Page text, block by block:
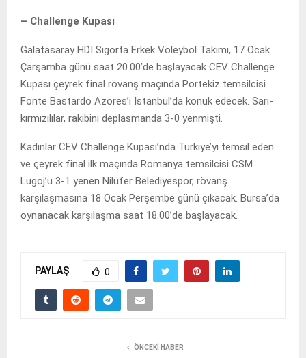
– Challenge Kupası
Galatasaray HDI Sigorta Erkek Voleybol Takımı, 17 Ocak
Çarşamba günü saat 20.00’de başlayacak CEV Challenge
Kupası çeyrek final rövanş maçında Portekiz temsilcisi
Fonte Bastardo Azores’i İstanbul’da konuk edecek. Sarı-
kırmızılılar, rakibini deplasmanda 3-0 yenmişti.
Kadınlar CEV Challenge Kupası’nda Türkiye’yi temsil eden
ve çeyrek final ilk maçında Romanya temsilcisi CSM
Lugoj’u 3-1 yenen Nilüfer Belediyespor, rövanş
karşılaşmasına 18 Ocak Perşembe günü çıkacak. Bursa’da
oynanacak karşılaşma saat 18.00’de başlayacak.
PAYLAŞ 0
ÖNCEKI HABER